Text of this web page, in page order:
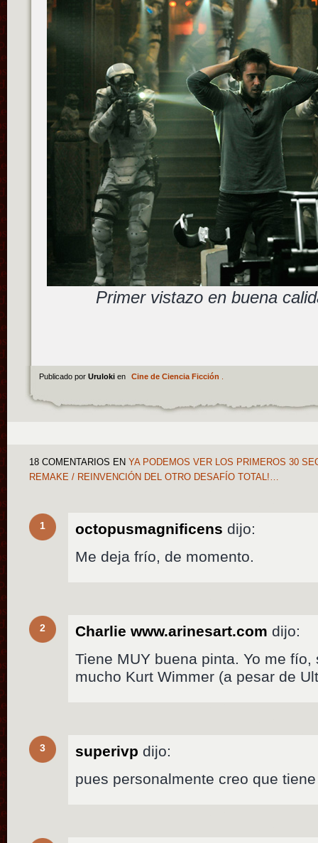
Primer vistazo en buena
Publicado por Uruloki en Cine de Ciencia Ficción
18 COMENTARIOS EN YA PODEMOS VER LOS PRIMEROS 30
REMAKE / REINVENCIÓN DEL OTRO DESAFÍO TOTAL!…
1 octopusmagnificens dijo:
Me deja frío, de momento.
2 Charlie www.arinesart.com dijo:
Tiene MUY buena pinta. Yo me
mucho Kurt Wimmer (a pesar de
3 superivp dijo:
pues personalmente creo que